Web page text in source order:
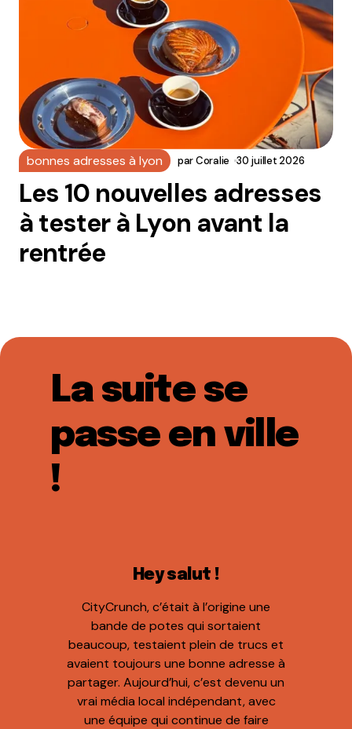
bonnes adresses à lyon parCoralie 30 juillet 2026
Les 10 nouvelles adresses
à tester à Lyon avant la
rentrée
La suite se
passe en ville
!
Hey salut !
CityCrunch, c’était à l’origine une
bande de potes qui sortaient
beaucoup, testaient plein de trucs et
avaient toujours une bonne adresse à
partager. Aujourd’hui, c’est devenu un
vrai média local indépendant, avec
une équipe qui continue de faire